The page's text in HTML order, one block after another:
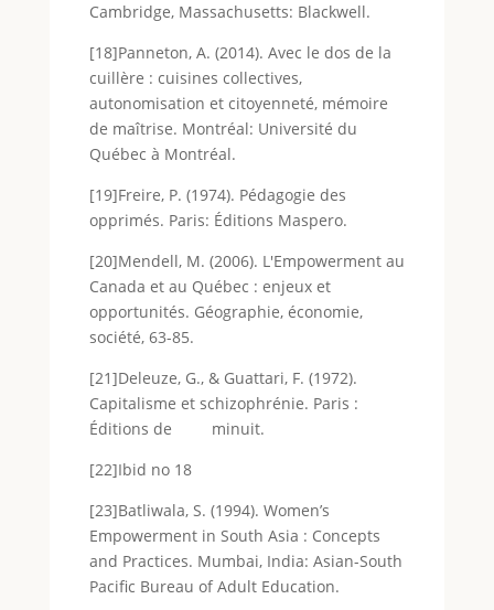
Cambridge, Massachusetts: Blackwell.
[18]Panneton, A. (2014). Avec le dos de la
cuillère : cuisines collectives,
autonomisation et citoyenneté, mémoire
de maîtrise. Montréal: Université du
Québec à Montréal.
[19]Freire, P. (1974). Pédagogie des
opprimés. Paris: Éditions Maspero.
[20]Mendell, M. (2006). L'Empowerment au
Canada et au Québec : enjeux et
opportunités. Géographie, économie,
société, 63-85.
[21]Deleuze, G., & Guattari, F. (1972).
Capitalisme et schizophrénie. Paris :
Éditions de minuit.
[22]Ibid no 18
[23]Batliwala, S. (1994). Women’s
Empowerment in South Asia : Concepts
and Practices. Mumbai, India: Asian-South
Pacific Bureau of Adult Education.